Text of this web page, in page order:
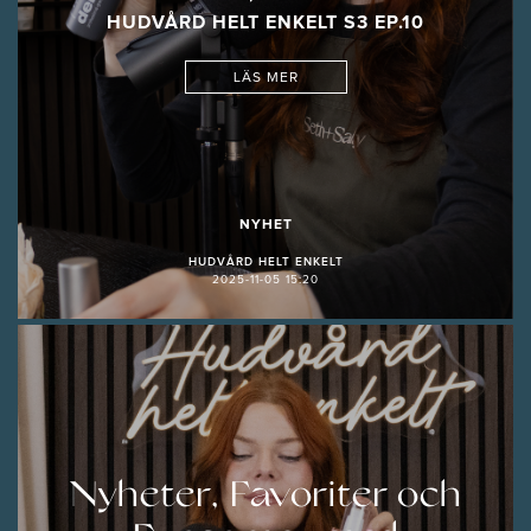
HUDVÅRD HELT ENKELT S3 EP.10
LÄS MER
NYHET
HUDVÅRD HELT ENKELT
2025-11-05 15:20
Nyheter, Favoriter och